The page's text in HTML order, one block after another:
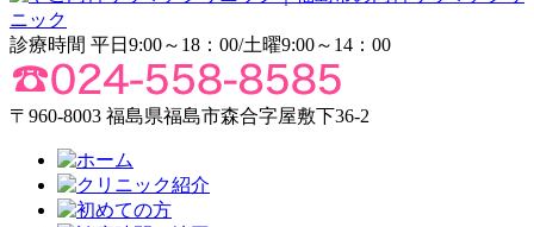
診療時間 平日9:00～18：00/土曜9:00～14：00
〒960-8003 福島県福島市森合字屋敷下36-2